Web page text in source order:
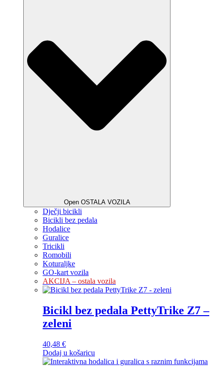
Open OSTALA VOZILA
Dječji bicikli
Bicikli bez pedala
Hodalice
Guralice
Tricikli
Romobili
Koturaljke
GO-kart vozila
AKCIJA – ostala vozila
Bicikl bez pedala PettyTrike Z7 –
zeleni
40,48 €
Dodaj u košaricu